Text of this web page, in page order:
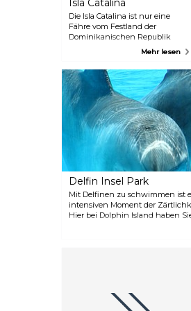
Isla Catalina
Die Isla Catalina ist nur eine
Fähre vom Festland der
Dominikanischen Republik
entfernt und bietet einen
einen Tauch- oder
Schnorchelausflug zu einigen
der besten Riffe der Region.
Abseits der geschäftigen Orte
von Punta Cana und La
Romana ist es der ideale Ort, um
die schönen Sandstrände für
Ruhesuchende zu genießen.
Mehr lesen
Delfin Insel Park
Mit Delfinen zu schwimmen ist
intensiven Moment der
Hier bei Dolphin Island haben
Tieren wie Seelöwen, Haien